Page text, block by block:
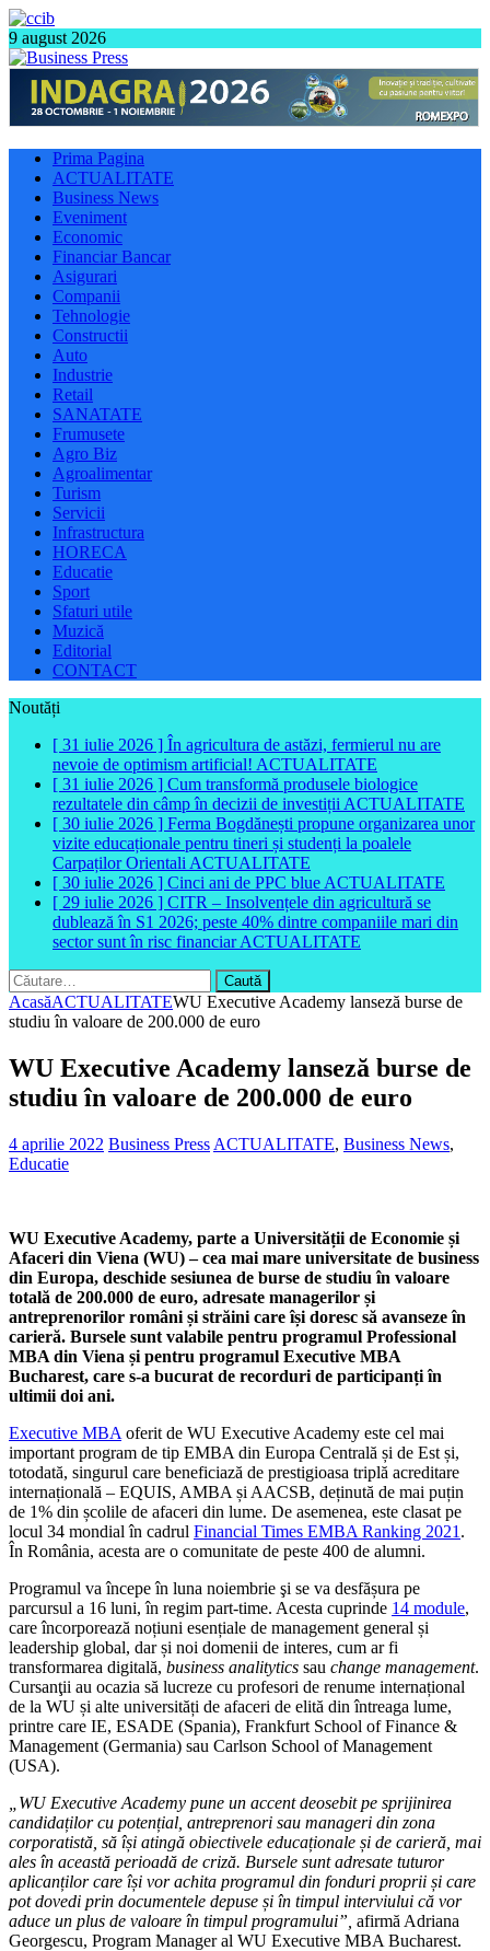
9 august 2026
Prima Pagina
ACTUALITATE
Business News
Eveniment
Economic
Financiar Bancar
Asigurari
Companii
Tehnologie
Constructii
Auto
Industrie
Retail
SANATATE
Frumusete
Agro Biz
Agroalimentar
Turism
Servicii
Infrastructura
HORECA
Educatie
Sport
Sfaturi utile
Muzică
Editorial
CONTACT
Noutăți
[ 31 iulie 2026 ] În agricultura de astăzi, fermierul nu are
nevoie de optimism artificial! ACTUALITATE
[ 31 iulie 2026 ] Cum transformă produsele biologice
rezultatele din câmp în decizii de investiții ACTUALITATE
[ 30 iulie 2026 ] Ferma Bogdănești propune organizarea unor
vizite educaționale pentru tineri și studenți la poalele
Carpaților Orientali ACTUALITATE
[ 30 iulie 2026 ] Cinci ani de PPC blue ACTUALITATE
[ 29 iulie 2026 ] CITR – Insolvențele din agricultură se
dublează în S1 2026; peste 40% dintre companiile mari din
sector sunt în risc financiarACTUALITATE
Caută
după:
AcasăACTUALITATEWU Executive Academy lanseză burse de
studiu în valoare de 200.000 de euro
WU Executive Academy lanseză burse de
studiu în valoare de 200.000 de euro
4 aprilie 2022 Business Press ACTUALITATE, Business News,
Educatie
WU Executive Academy, parte a Universității de Economie și
Afaceri din Viena (WU) – cea mai mare universitate de business
din Europa, deschide sesiunea de burse de studiu în valoare
totală de 200.000 de euro, adresate managerilor și
antreprenorilor români și străini care își doresc să avanseze în
carieră. Bursele sunt valabile pentru programul Professional
MBA din Viena și pentru programul Executive MBA
Bucharest, care s-a bucurat de recorduri de participanți în
ultimii doi ani.
Executive MBA oferit de WU Executive Academy este cel mai
important program de tip EMBA din Europa Centrală și de Est și,
totodată, singurul care beneficiază de prestigioasa triplă acreditare
internațională – EQUIS, AMBA și AACSB, deținută de mai puțin
de 1% din școlile de afaceri din lume. De asemenea, este clasat pe
locul 34 mondial în cadrul Financial Times EMBA Ranking 2021 .
În România, acesta are o comunitate de peste 400 de alumni.
Programul va începe în luna noiembrie şi se va desfășura pe
parcursul a 16 luni, în regim part-time. Acesta cuprinde 14 module,
care încorporează noțiuni esențiale de management general și
leadership global, dar și noi domenii de interes, cum ar fi
transformarea digitală, business analitytics sau change management.
Cursanţii au ocazia să lucreze cu profesori de renume internațional
de la WU și alte universități de afaceri de elită din întreaga lume,
printre care IE, ESADE (Spania), Frankfurt School of Finance &
Management (Germania) sau Carlson School of Management
(USA).
„WU Executive Academy pune un accent deosebit pe sprijinirea
candidaților cu potențial, antreprenori sau manageri din zona
corporatistă, să își atingă obiectivele educaționale și de carieră, mai
ales în această perioadă de criză. Bursele sunt adresate tuturor
aplicanților care își vor achita programul din fonduri proprii și care
pot dovedi prin documentele depuse și în timpul interviului că vor
aduce un plus de valoare în timpul programului”, afirmă Adriana
Georgescu, Program Manager al WU Executive MBA Bucharest.